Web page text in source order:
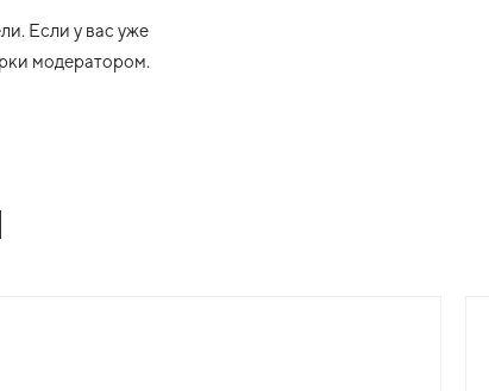
Если у вас уже
модератором.